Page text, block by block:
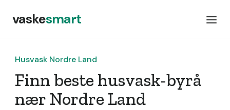
vaskesmart
Husvask Nordre Land
Finn beste husvask-byrå
nær Nordre Land